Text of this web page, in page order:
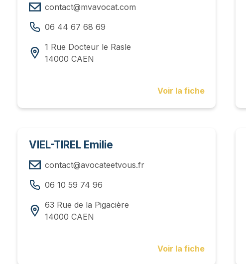
contact@mvavocat.com
06 44 67 68 69
1 Rue Docteur le Rasle
14000 CAEN
Voir la fiche
VIEL-TIREL Emilie
contact@avocateetvous.fr
06 10 59 74 96
63 Rue de la Pigacière
14000 CAEN
Voir la fiche